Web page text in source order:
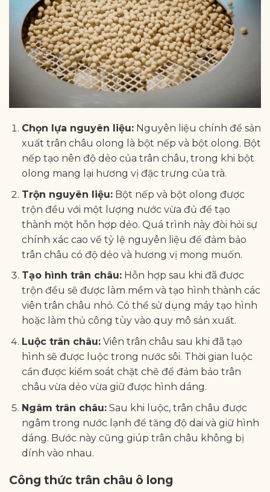
Chọn lựa nguyên liệu:Nguyên liệu chính để sản
xuất trân châu olong là bột nếp và bột olong. Bột
nếp tạo nên độ dẻo của trân châu, trong khi bột
olong mang lại hương vị đặc trưng của trà.
Trộn nguyên liệu:Bột nếp và bột olong được
trộn đều với một lượng nước vừa đủ để tạo
thành một hỗn hợp dẻo. Quá trình này đòi hỏi sự
chính xác cao về tỷ lệ nguyên liệu để đảm bảo
trân châu có độ dẻo và hương vị mong muốn.
Tạo hình trân châu:Hỗn hợp sau khi đã được
trộn đều sẽ được làm mềm và tạo hình thành các
viên trân châu nhỏ. Có thể sử dụng máy tạo hình
hoặc làm thủ công tùy vào quy mô sản xuất.
Luộc trân châu:Viên trân châu sau khi đã tạo
hình sẽ được luộc trong nước sôi. Thời gian luộc
cần được kiểm soát chặt chẽ để đảm bảo trân
châu vừa dẻo vừa giữ được hình dáng.
Ngâm trân châu:Sau khi luộc, trân châu được
ngâm trong nước lạnh để tăng độ dai và giữ hình
dáng. Bước này cũng giúp trân châu không bị
dính vào nhau.
Công thức trân châu ô long